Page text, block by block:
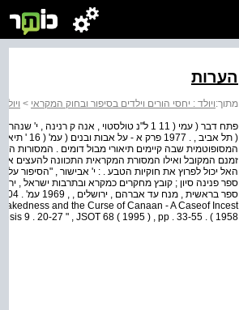
הערות
מתוך:ויולד : יחסי הורים וילדים בסיפור ובחוק המקראי > ויולד
( תל אביב ,
המסופוטמית שבה קיימים תיאורי מבול דומים . המסורות
זמנם המקובל ואילו המסורת המקראית התכוונה להעצים
האל יכול לפרוץ את חוקיות הטבע . : י' אבישור , "הסיפור על
9 . 20-27 " , JSOT 68 ( 1995 ) , pp . 33-55 . ( 1958 ...